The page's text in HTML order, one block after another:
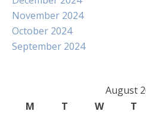
November 2024
October 2024
September 2024
August
M
T W T